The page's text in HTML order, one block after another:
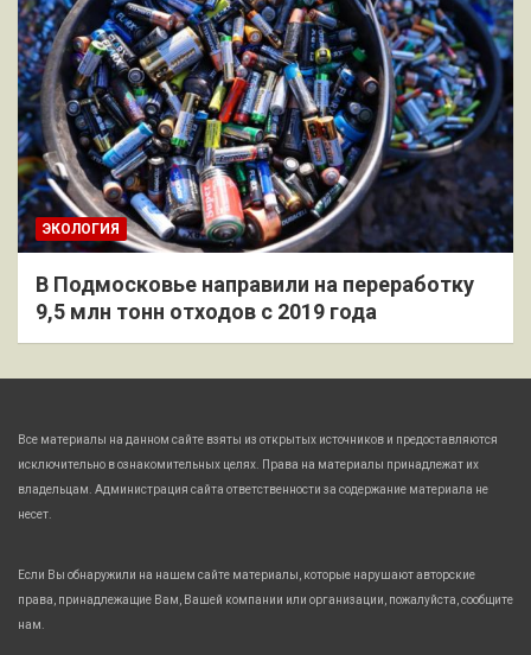
ЭКОЛОГИЯ
В Подмосковье направили на переработку
9,5 млн тонн отходов с 2019 года
Все материалы на данном сайте взяты из открытых источников и предоставляются
исключительно в ознакомительных целях. Права на материалы принадлежат их
владельцам. Администрация сайта ответственности за содержание материала не
несет.
Если Вы обнаружили на нашем сайте материалы, которые нарушают авторские
права, принадлежащие Вам, Вашей компании или организации, пожалуйста, сообщите
нам.